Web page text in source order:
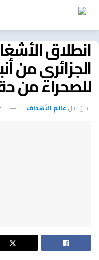
انطلاق
الجزائري من
للصحراء من
من قبل عالم الأهداف 4 يونيو، 2026